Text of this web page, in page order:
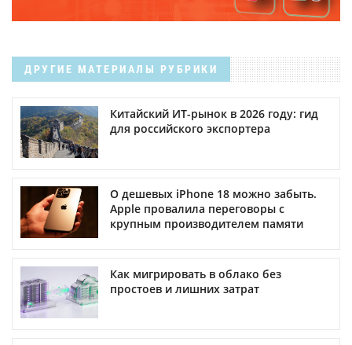
ДРУГИЕ МАТЕРИАЛЫ РУБРИКИ
Китайский ИТ-рынок в 2026 году: гид
для российского экспортера
О дешевых iPhone 18 можно забыть.
Apple провалила переговоры с
крупным производителем памяти
Как мигрировать в облако без
простоев и лишних затрат